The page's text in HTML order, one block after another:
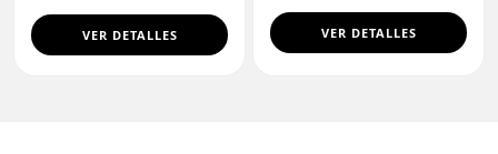
VER DETALLES VER DETALLES